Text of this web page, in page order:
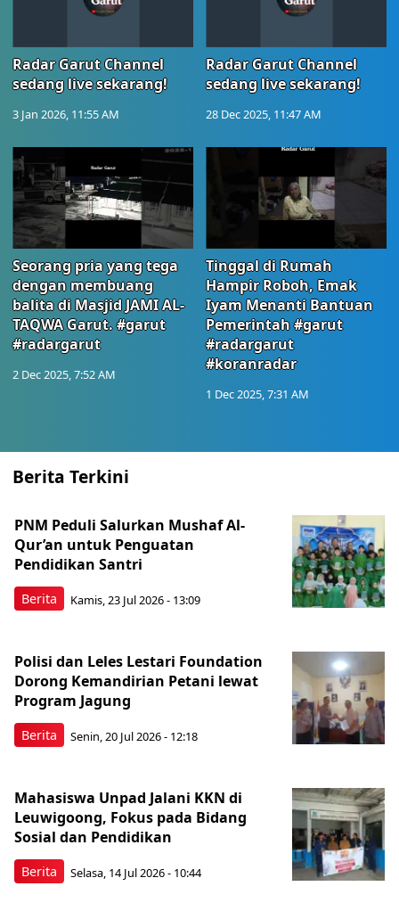
Radar Garut Channel
sedang live sekarang!
3 Jan 2026, 11:55 AM
Radar Garut Channel
sedang live sekarang!
28 Dec 2025, 11:47 AM
Seorang pria yang tega
dengan membuang
balita di Masjid JAMI AL-
TAQWA Garut. #garut
#radargarut
2 Dec 2025, 7:52 AM
Tinggal di Rumah
Hampir Roboh, Emak
Iyam Menanti Bantuan
Pemerintah #garut
#radargarut
#koranradar
1 Dec 2025, 7:31 AM
Berita Terkini
Berita
PNM Peduli Salurkan Mushaf Al-
Qur’an untuk Penguatan
Pendidikan Santri
Kamis, 23 Jul 2026 - 13:09
Berita
Polisi dan Leles Lestari Foundation
Dorong Kemandirian Petani lewat
Program Jagung
Senin, 20 Jul 2026 - 12:18
Berita
Mahasiswa Unpad Jalani KKN di
Leuwigoong, Fokus pada Bidang
Sosial dan Pendidikan
Selasa, 14 Jul 2026 - 10:44